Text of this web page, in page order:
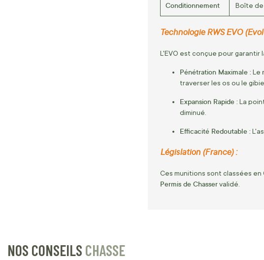
Conditionnement Boîte de
Technologie RWS EVO
L'EVO est conçue pour garantir
Pénétration Maximale : Le
traverser les os ou le
Expansion Rapide : La
diminué.
Efficacité Redoutable :
Législation (France) :
Ces munitions sont classées
Permis de Chasservalidé.
NOS CONSEILS CHASSE